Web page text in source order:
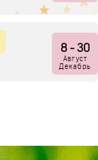
8- 30
Август
Декабрь